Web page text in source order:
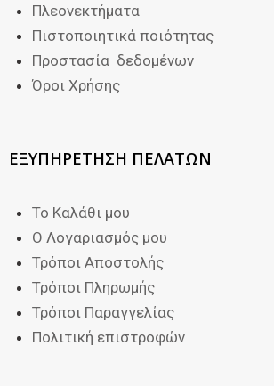
Πλεονεκτήματα
Πιστοποιητικά ποιότητας
Προστασία δεδομένων
Όροι Χρήσης
ΕΞΥΠΗΡΕΤΗΣΗ ΠΕΛΑΤΩΝ
Το Καλάθι μου
Ο Λογαριασμός μου
Τρόποι Αποστολής
Τρόποι Πληρωμής
Τρόποι Παραγγελίας
Πολιτική επιστροφών